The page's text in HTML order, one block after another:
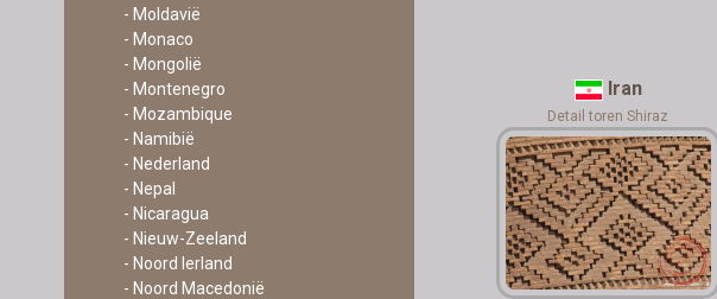
- Moldavië
- Monaco
- Mongolië
- Montenegro
- Mozambique
- Namibië
- Nederland
- Nepal
- Nicaragua
- Nieuw-Zeeland
- Noord Ierland
- Noord Macedonië
Iran
Detail toren Shiraz